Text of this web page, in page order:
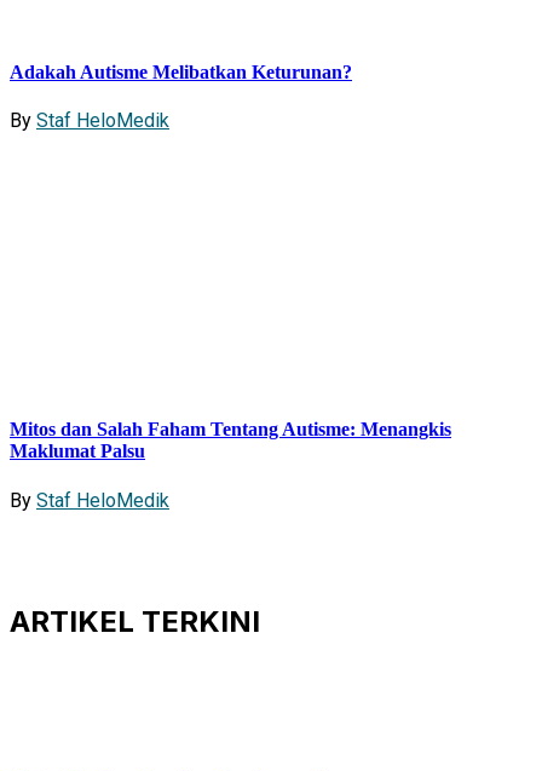
Adakah Autisme Melibatkan Keturunan?
By Staf HeloMedik
Mitos dan Salah Faham Tentang Autisme: Menangkis
Maklumat Palsu
By Staf HeloMedik
ARTIKEL TERKINI